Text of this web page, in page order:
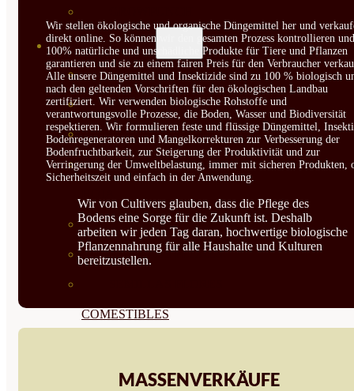
SEMILLAS
VER TODAS
BIODINÁMICAS DEMETER
HORTALIZA FRUTO
SEMILLAS HORTALIZA DE
SEMILLAS AROMÁTICAS
SEMILLAS FLORES
COMESTIBLES
SEMILLAS BRASICAS
Wir stellen ökologische und organische Düngemittel her und
direkt online. So können wir den gesamten Prozess kontrollieren und
100% natürliche und unschädliche Produkte für Tiere und Pflanzen
garantieren und sie zu einem fairen Preis für den Verbraucher
Alle unsere Düngemittel und Insektizide sind zu 100 % biologisch
nach den geltenden Vorschriften für den ökologischen Landbau
zertifiziert. Wir verwenden biologische Rohstoffe und
verantwortungsvolle Prozesse, die Boden, Wasser und Biodiversität
respektieren. Wir formulieren feste und flüssige Düngemittel,
Bodenregeneratoren und Mangelkorrekturen zur Verbesserung der
Bodenfruchtbarkeit, zur Steigerung der Produktivität und zur
Verringerung der Umweltbelastung, immer mit sicheren Produkten,
Sicherheitszeit und einfach in der Anwendung.
Wir von Cultivers glauben, dass die Pflege des
Bodens eine Sorge für die Zukunft ist. Deshalb
arbeiten wir jeden Tag daran, hochwertige biologische
Pflanzennahrung für alle Haushalte und Kulturen
bereitzustellen.
MASSENVERKÄUFE